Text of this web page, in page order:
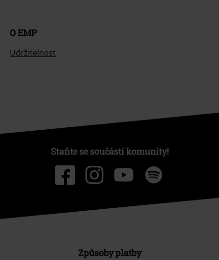
O EMP
Udržitelnost
Staňte se součástí komunity!
Způsoby platby